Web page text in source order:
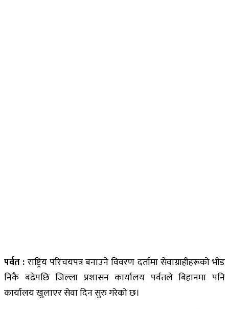
पर्वत : राष्ट्रिय परिचयपत्र बनाउने विवरण दर्तामा सेवाग्राहीहरूको भीड
निकै बढेपछि जिल्ला प्रशासन कार्यालय पर्वतले बिहानमा पनि
कार्यालय खुलाएर सेवा दिन सुरु गरेको छ।